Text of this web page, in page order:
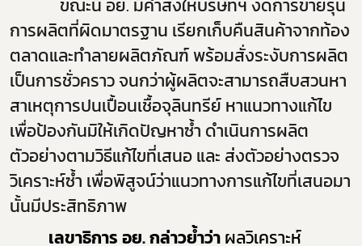
ขณะนี้ อย. มีคำสั่งให้บริษัทฯ งดการขายรุ่น
การผลิตที่ผิดมาตรฐาน เรียกเก็บคืนสินค้าจากท้อง
ตลาดและทำลายผลิตภัณฑ์พร้อมสั่งระงับการผลิต
เป็นการชั่วคราวจนกว่าผู้ผลิตจะสามารถสืบสวนหา
สาเหตุการปนเปื้อนเชื้อจุลินทรีย์ หาแนวทางแก้ไข
เพื่อป้องกันมิให้เกิดปัญหาซ้ำ ดำเนินการผลิต
ตัวอย่างตามวิธีแก้ไขที่เสนอ และ ส่งตัวอย่างตรวจ
วิเคราะห์ซ้ำ เพื่อพิสูจน์ว่าแนวทางการแก้ไขที่เสนอมา
นั้นมีประสิทธิภาพ
เลขาธิการ อย. กล่าวย้ำว่าผลวิเคราะห์